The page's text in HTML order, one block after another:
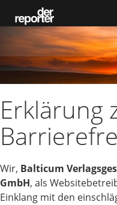
Erklärung
Wir, Balticum
GmbH, als
Einklang mit den